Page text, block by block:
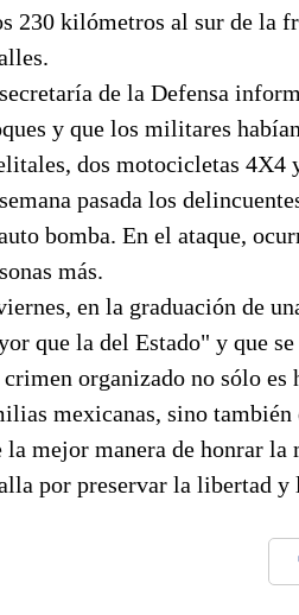
230 kilómetros al sur de la
de la Defensa
y que los militares
dos motocicletas 4X4
pasada los
bomba. En el ataque,
más.
en la graduación de
que la del Estado" y que
organizado no sólo es
mexicanas, sino
la mejor manera de honrar la
por preservar la libertad y